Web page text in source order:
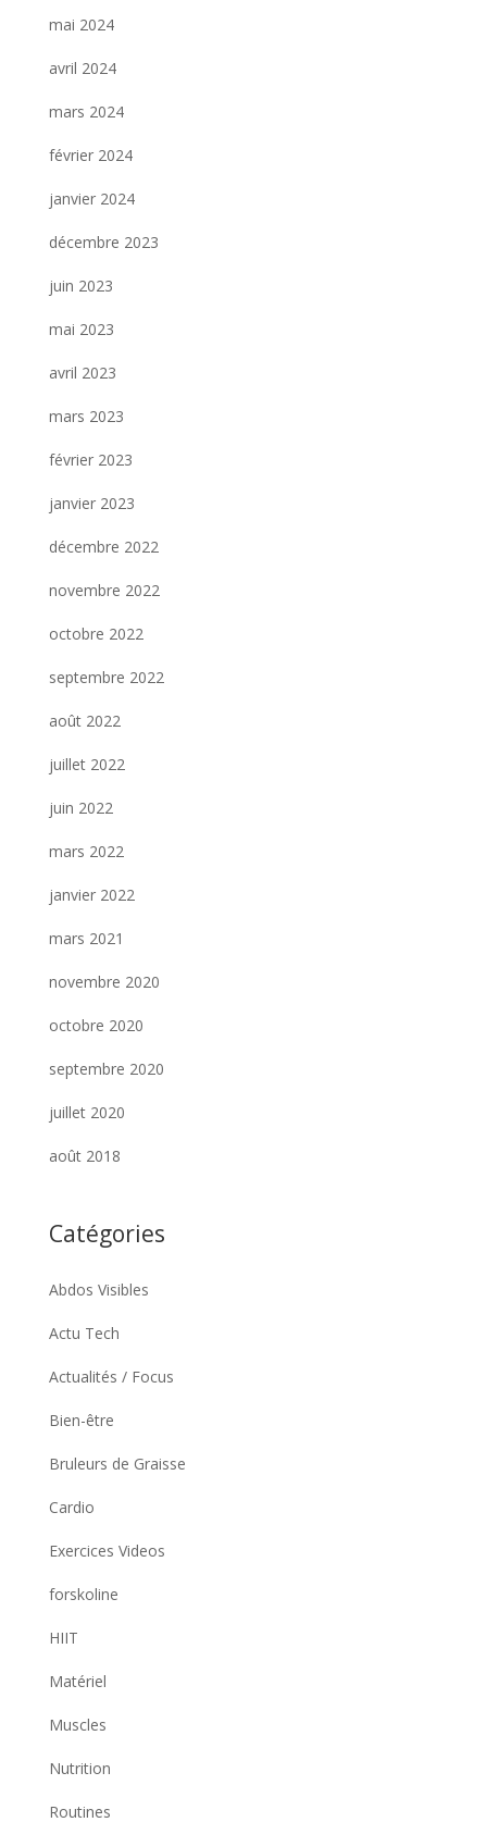
mai 2024
avril 2024
mars 2024
février 2024
janvier 2024
décembre 2023
juin 2023
mai 2023
avril 2023
mars 2023
février 2023
janvier 2023
décembre 2022
novembre 2022
octobre 2022
septembre 2022
août 2022
juillet 2022
juin 2022
mars 2022
janvier 2022
mars 2021
novembre 2020
octobre 2020
septembre 2020
juillet 2020
août 2018
Catégories
Abdos Visibles
Actu Tech
Actualités / Focus
Bien-être
Bruleurs de Graisse
Cardio
Exercices Videos
forskoline
HIIT
Matériel
Muscles
Nutrition
Routines